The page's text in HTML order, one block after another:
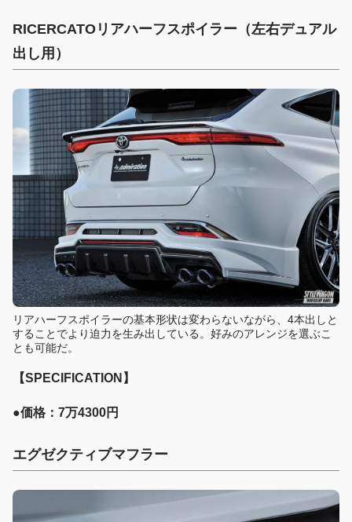
RICERCATOリアハーフスポイラー（左右デュアル
出し用）
リアハーフスポイラーの基本形状は変わらないながら、4本出しと
することでより迫力を生み出している。好みのアレンジを選ぶこ
とも可能だ。
【SPECIFICATION】
●価格：7万4300円
エグゼクティブマフラー